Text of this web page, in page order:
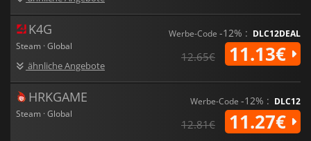
K4G
Steam · Global
ähnliche Angebote
Werbe-Code -12% : DLC12DEAL
12.65€ 11.13€
HRKGAME
Steam · Global
Werbe-Code -12% : DLC12
12.81€ 11.27€